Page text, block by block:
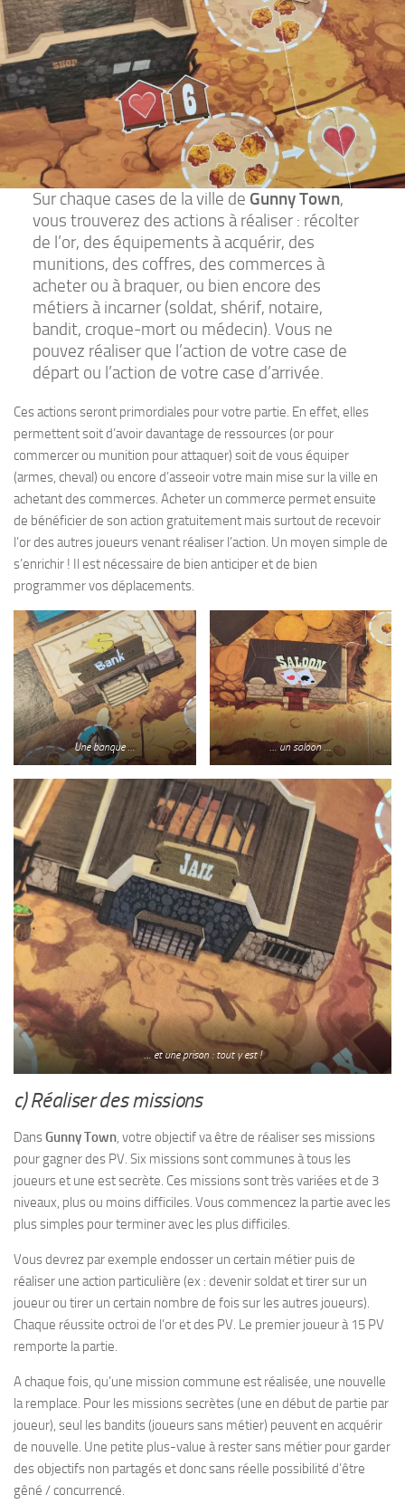
Sur chaque cases de la ville de Gunny Town,
vous trouverez des actions à réaliser : récolter
de l’or, des équipements à acquérir, des
munitions, des coffres, des commerces à
acheter ou à braquer, ou bien encore des
métiers à incarner (soldat, shérif, notaire,
bandit, croque-mort ou médecin). Vous ne
pouvez réaliser que l’action de votre case de
départ ou l’action de votre case d’arrivée.
Ces actions seront primordiales pour votre partie. En effet, elles
permettent soit d’avoir davantage de ressources (or pour
commercer ou munition pour attaquer) soit de vous équiper
(armes, cheval) ou encore d’asseoir votre main mise sur la ville en
achetant des commerces. Acheter un commerce permet ensuite
de bénéficier de son action gratuitement mais surtout de recevoir
l’or des autres joueurs venant réaliser l’action. Un moyen simple de
s’enrichir ! Il est nécessaire de bien anticiper et de bien
programmer vos déplacements.
Une banque … … un saloon …
… et une prison : tout y est !
c) Réaliser des missions
DansGunny Town, votre objectif va être de réaliser ses missions
pour gagner des PV. Six missions sont communes à tous les
joueurs et une est secrète. Ces missions sont très variées et de 3
niveaux, plus ou moins difficiles. Vous commencez la partie avec les
plus simples pour terminer avec les plus difficiles.
Vous devrez par exemple endosser un certain métier puis de
réaliser une action particulière (ex : devenir soldat et tirer sur un
joueur ou tirer un certain nombre de fois sur les autres joueurs).
Chaque réussite octroi de l’or et des PV. Le premier joueur à 15 PV
remporte la partie.
A chaque fois, qu’une mission commune est réalisée, une nouvelle
la remplace. Pour les missions secrètes (une en début de partie par
joueur), seul les bandits (joueurs sans métier) peuvent en acquérir
de nouvelle. Une petite plus-value à rester sans métier pour garder
des objectifs non partagés et donc sans réelle possibilité d’être
gêné / concurrencé.